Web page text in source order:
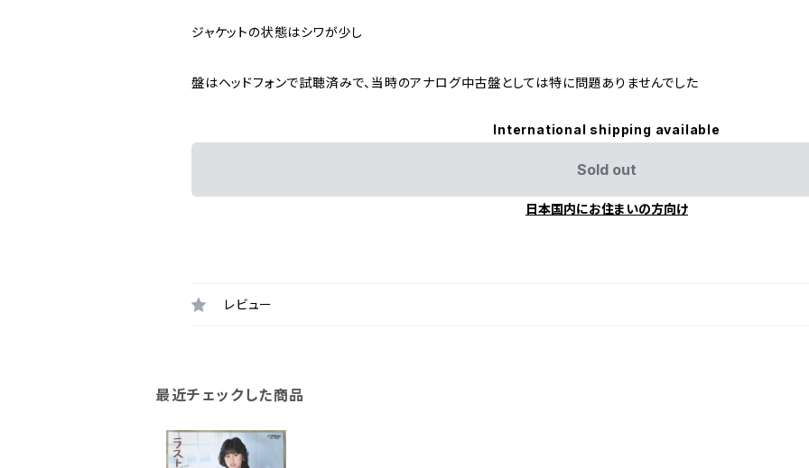
ジャケットの状態はシワが少し
盤はヘッドフォンで試聴済みで、当時のアナログ中古盤としては特に問題ありませんでした
International shipping available
Sold out
日本国内にお住まいの方向け
レビュー
最近チェックした商品